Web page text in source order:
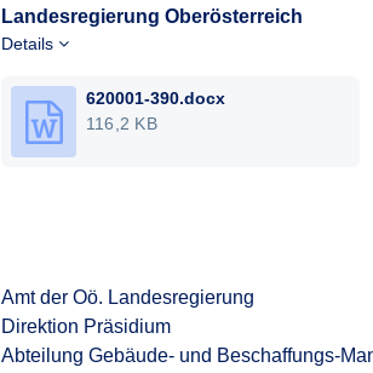
Landesregierung Oberösterreich
Details
620001-390.docx
116,2 KB
Amt der Oö. Landesregierung
Direktion Präsidium
Abteilung Gebäude- und Beschaffungs-